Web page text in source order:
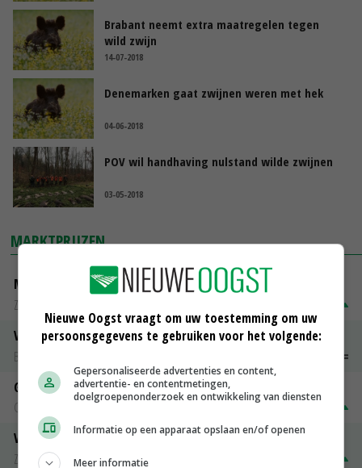
Brabant neemt extra maatregelen tegen
wild zwijn
14-07-2018
Denemarken gaat zwijnen weren met hek
04-06-2018
POV wil handhaving nulstand wilde zwijnen
03-05-2018
MARKTPRIJZEN
Magere melkpoeder
Zuivel NL
Vleeskuikens 2001-2600 gr
Barneveld
Gerst
Groningen
€ 197,00
Volle melkpoeder
Zuivel NL
Nieuwe Oogst vraagt om uw toestemming om uw
persoonsgegevens te gebruiken voor het volgende:
Gepersonaliseerde advertenties en content,
advertentie- en contentmetingen,
doelgroepenonderzoek en ontwikkeling van diensten
Informatie op een apparaat opslaan en/of openen
Meer informatie